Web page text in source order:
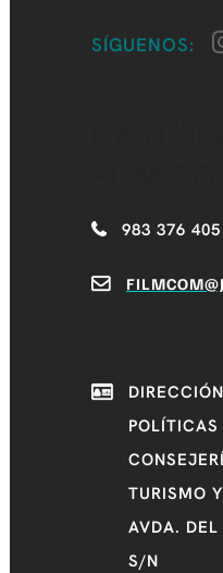
SÍGUENOS:
983 376 405
POLÍTICAS
TURISMO
AVDA.
S/N